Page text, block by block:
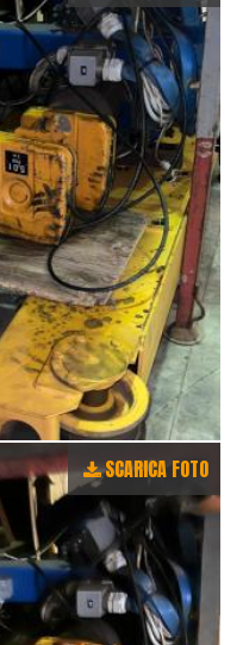
SCARICA FOTO